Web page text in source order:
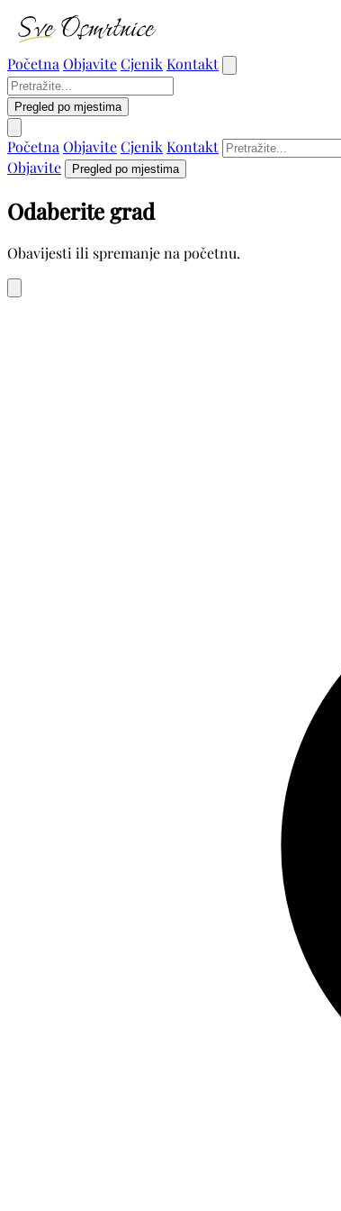
Početna ObjaviteCjenik Kontakt
Pregled po mjestima
Početna ObjaviteCjenik Kontakt
Objavite
Pregled po mjestima
Odaberite grad
Obavijesti ili spremanje na početnu.